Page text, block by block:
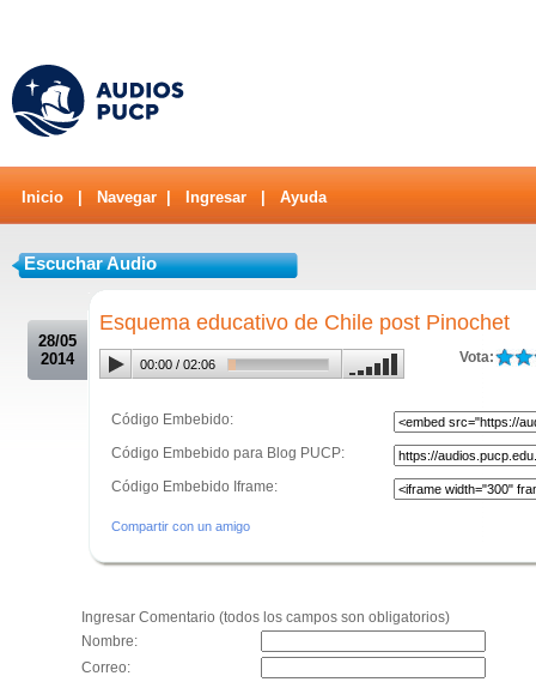
Inicio Navegar Ingresar Ayuda
Escuchar Audio
28/05
2014
Esquema educativo de Chile post Pinochet
Vota:
00:00 / 02:06
Código Embebido:
Código Embebido para Blog PUCP:
Código Embebido Iframe:
Compartir con un amigo
Ingresar Comentario (todos los campos son obligatorios)
Nombre:
Correo: